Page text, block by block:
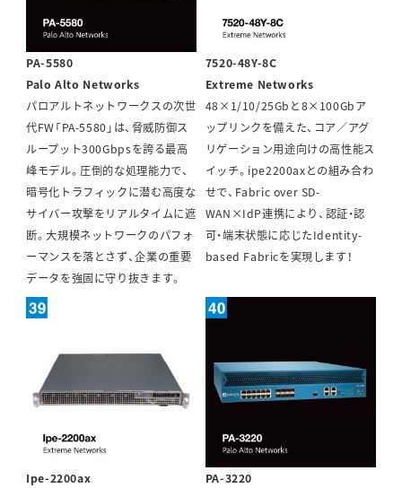
PA-5580
Palo Alto Networks
パロアルトネットワークスの次世
代FW「PA-5580」は、脅威防御ス
ループット300Gbpsを誇る最高
峰モデル。圧倒的な処理能力で、
暗号化トラフィックに潜む高度な
サイバー攻撃をリアルタイムに遮
断。大規模ネットワークのパフォ
ーマンスを落とさず、企業の重要
データを強固に守り抜きます。
7520-48Y-8C
Extreme Networks
48×1/10/25Gbと8×100Gbア
ップリンクを備えた、コア／アグ
リゲーション用途向けの高性能ス
イッチ。ipe2200axとの組み合わ
せで、Fabric over SD-
WAN×IdP連携により、認証・認
可・端末状態に応じたIdentity-
based Fabricを実現します！
Ipe-2200ax
PA-3220